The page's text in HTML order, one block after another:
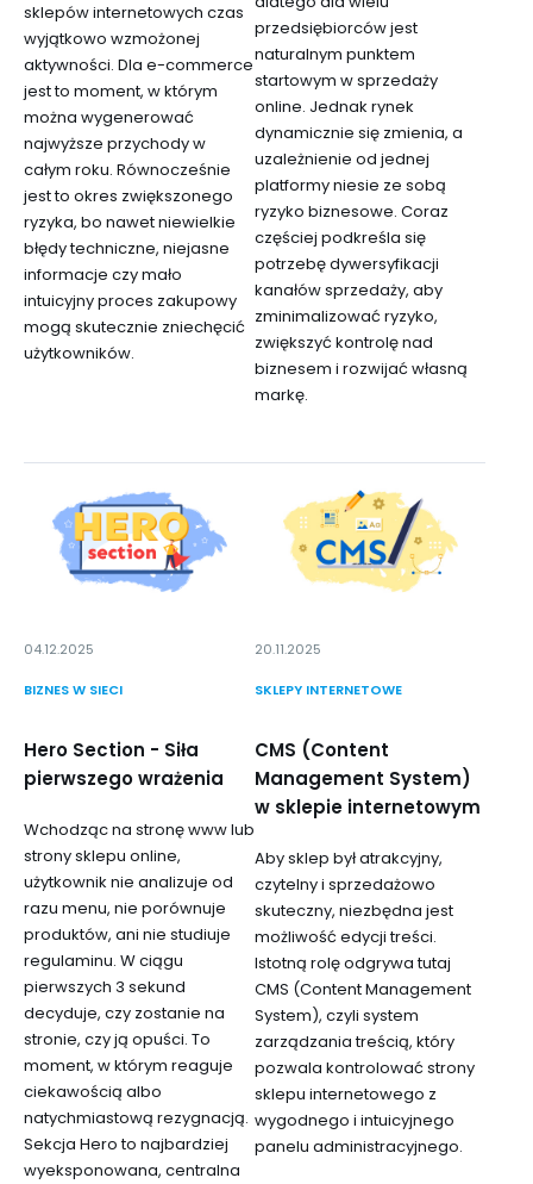
sklepów internetowych czas
wyjątkowo wzmożonej
aktywności. Dla e-commerce
jest to moment, w którym
można wygenerować
najwyższe przychody w
całym roku. Równocześnie
jest to okres zwiększonego
ryzyka, bo nawet niewielkie
błędy techniczne, niejasne
informacje czy mało
intuicyjny proces zakupowy
mogą skutecznie zniechęcić
użytkowników.
przedsiębiorców jest
naturalnym punktem
startowym w sprzedaży
online. Jednak rynek
dynamicznie się zmienia, a
uzależnienie od jednej
platformy niesie ze sobą
ryzyko biznesowe. Coraz
częściej podkreśla się
potrzebę dywersyfikacji
kanałów sprzedaży, aby
zminimalizować ryzyko,
zwiększyć kontrolę nad
biznesem i rozwijać własną
markę.
04.12.2025
BIZNES W SIECI
Hero Section - Siła
pierwszego wrażenia
Wchodząc na stronę www lub
strony sklepu online,
użytkownik nie analizuje od
razu menu, nie porównuje
produktów, ani nie studiuje
regulaminu. W ciągu
pierwszych 3 sekund
decyduje, czy zostanie na
stronie, czy ją opuści. To
moment, w którym reaguje
ciekawością albo
natychmiastową rezygnacją.
Sekcja Hero to najbardziej
wyeksponowana, centralna
20.11.2025
SKLEPY INTERNETOWE
CMS (Content
Management System)
w sklepie internetowym
Aby sklep był atrakcyjny,
czytelny i sprzedażowo
skuteczny, niezbędna jest
możliwość edycji treści.
Istotną rolę odgrywa tutaj
CMS (Content Management
System), czyli system
zarządzania treścią, który
pozwala kontrolować strony
sklepu internetowego z
wygodnego i intuicyjnego
panelu administracyjnego.